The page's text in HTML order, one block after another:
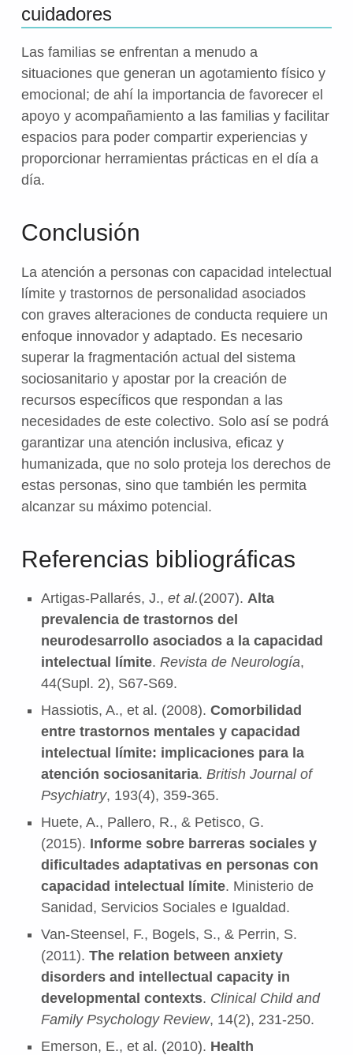
cuidadores
Las familias se enfrentan a menudo a
situaciones que generan un agotamiento físico y
emocional; de ahí la importancia de favorecer el
apoyo y acompañamiento a las familias y facilitar
espacios para poder compartir experiencias y
proporcionar herramientas prácticas en el día a
día.
Conclusión
La atención a personas con capacidad intelectual
límite y trastornos de personalidad asociados
con graves alteraciones de conducta requiere un
enfoque innovador y adaptado. Es necesario
superar la fragmentación actual del sistema
sociosanitario y apostar por la creación de
recursos específicos que respondan a las
necesidades de este colectivo. Solo así se podrá
garantizar una atención inclusiva, eficaz y
humanizada, que no solo proteja los derechos de
estas personas, sino que también les permita
alcanzar su máximo potencial.
Referencias bibliográficas
Artigas-Pallarés, J., et al.(2007). Alta
prevalencia de trastornos del
neurodesarrollo asociados a la capacidad
intelectual límite. Revista de Neurología,
44(Supl. 2), S67-S69.
Hassiotis, A., et al. (2008). Comorbilidad
entre trastornos mentales y capacidad
intelectual límite: implicaciones para la
atención sociosanitaria. British Journal of
Psychiatry, 193(4), 359-365.
Huete, A., Pallero, R., & Petisco, G.
(2015). Informe sobre barreras sociales y
dificultades adaptativas en personas con
capacidad intelectual límite. Ministerio de
Sanidad, Servicios Sociales e Igualdad.
Van-Steensel, F., Bogels, S., & Perrin, S.
(2011). The relation between anxiety
disorders and intellectual capacity in
developmental contexts. Clinical Child and
Family Psychology Review, 14(2), 231-250.
Emerson, E., et al. (2010). Health